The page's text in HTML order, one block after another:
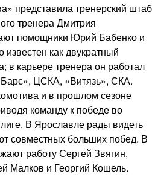
представила тренерский штаб
тренера Дмитрия
помощники Юрий Бабенко и
как двукратный
в карьере тренера он работал
ЦСКА, «Витязь», СКА.
и в прошлом сезоне
команду к победе во
В Ярославле рады видеть
совместных больших побед. В
работу Сергей Звягин,
Малков и Георгий Кошель.